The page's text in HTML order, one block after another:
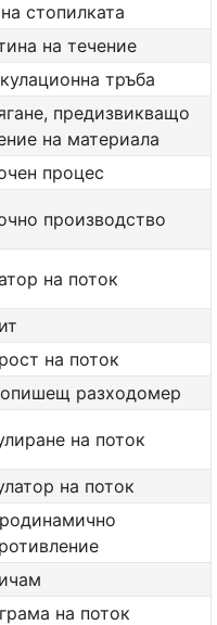
стопилката
на течение
тръба
предизвикващо
на материала
процес
производство
на поток
на поток
разходомер
на поток
на поток
на поток